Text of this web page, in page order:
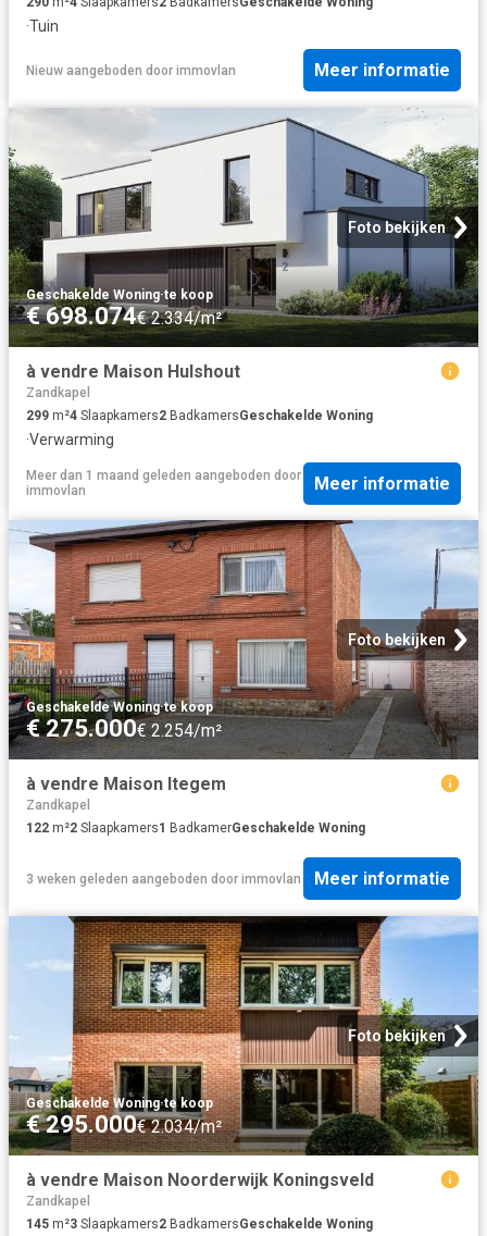
·Tuin
Nieuw aangeboden door immovlan Meer informatie
Foto bekijken
Geschakelde Woning·te koop
€ 698.074€ 2.334/m²
à vendre Maison Hulshout
Zandkapel
299 m²4 Slaapkamers2 BadkamersGeschakelde Woning
·Verwarming
Meer dan 1 maand geleden aangeboden door
immovlan
Meer informatie
Foto bekijken
Geschakelde Woning·te koop
€ 275.000€ 2.254/m²
à vendre Maison Itegem
Zandkapel
122 m²2 Slaapkamers1 BadkamerGeschakelde Woning
3 weken geleden aangeboden door immovlan Meer informatie
Foto bekijken
Geschakelde Woning·te koop
€ 295.000€ 2.034/m²
à vendre Maison Noorderwijk Koningsveld
Zandkapel
145 m²3 Slaapkamers2 BadkamersGeschakelde Woning